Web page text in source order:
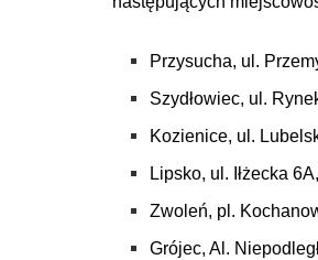
Przysucha, ul.
Szydłowiec, ul.
Kozienice, ul.
Lipsko, ul. Iłżecka
Zwoleń, pl.
Grójec, Al.